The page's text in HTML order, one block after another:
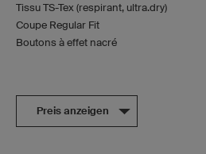
Tissu TS-Tex (respirant, ultra.dry)
Coupe Regular Fit
Boutons à effet nacré
Preis anzeigen